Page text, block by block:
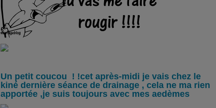
Un petit coucou ! !cet après-midi je vais chez le
kiné dernière séance de drainage , cela ne ma rien
apportée ,je suis toujours avec mes aedèmes